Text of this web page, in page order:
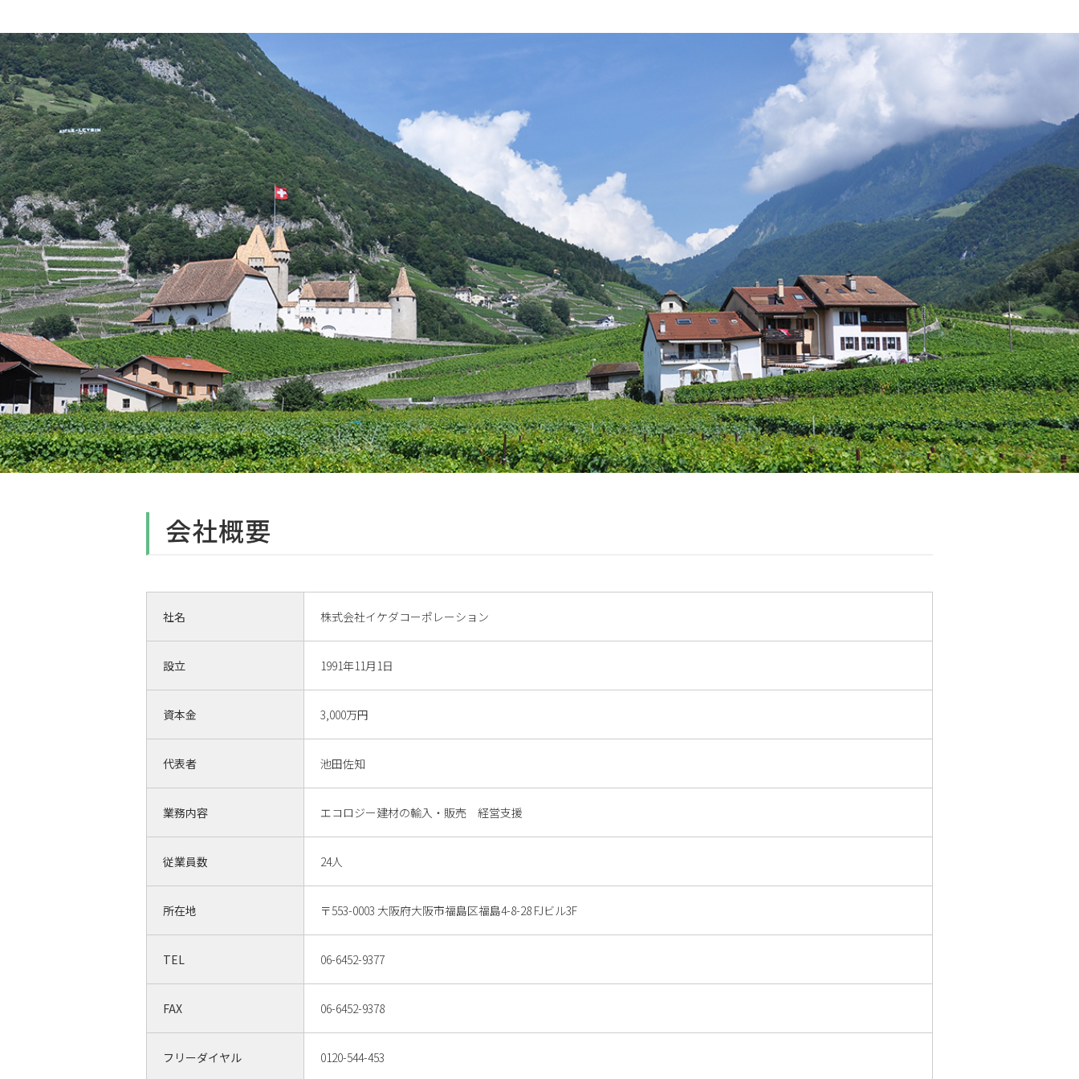
会社概要
社名 株式会社イケダコーポレーション
設立 1991年11月1日
資本金 3,000万円
代表者 池田佐知
業務内容 エコロジー建材の輸入・販売 経営支援
従業員数 24人
所在地 〒553-0003 大阪府大阪市福島区福島4-8-28 FJビル3F
TEL 06-6452-9377
FAX 06-6452-9378
フリーダイヤル 0120-544-453